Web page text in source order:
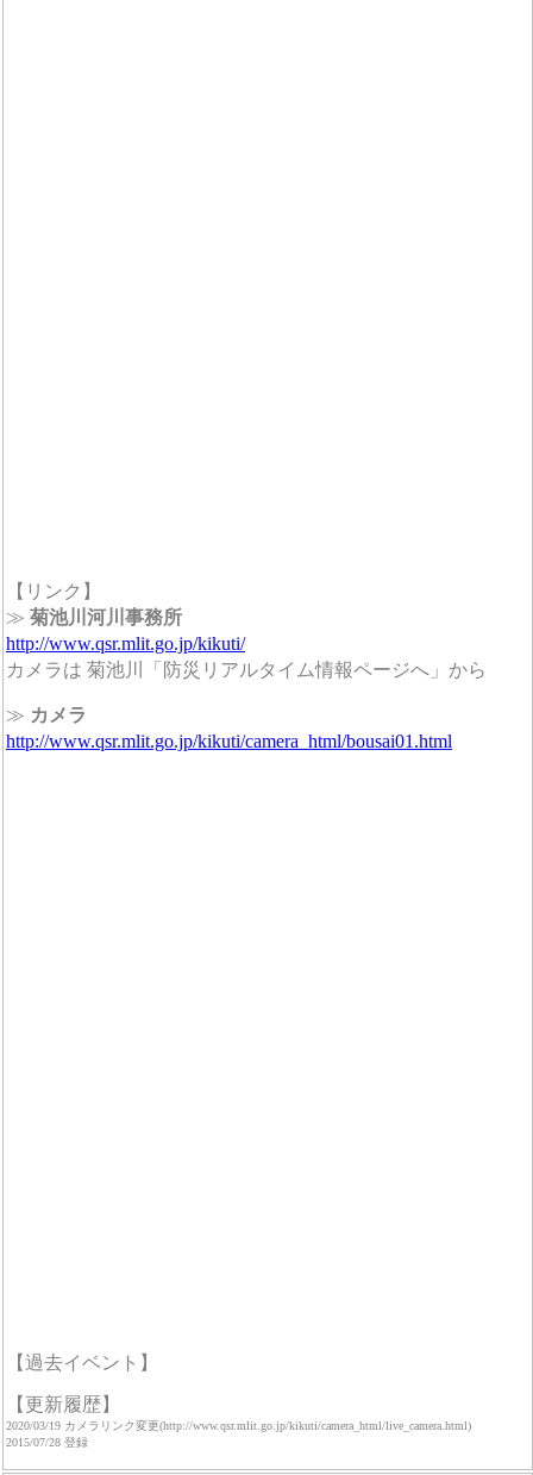
【リンク】
≫ 菊池川河川事務所
http://www.qsr.mlit.go.jp/kikuti/
カメラは 菊池川「防災リアルタイム情報ページへ」から
≫ カメラ
http://www.qsr.mlit.go.jp/kikuti/camera_html/bousai01.html
【過去イベント】
【更新履歴】
2020/03/19 カメラリンク変更(http://www.qsr.mlit.go.jp/kikuti/camera_html/live_camera.html)
2015/07/28 登録